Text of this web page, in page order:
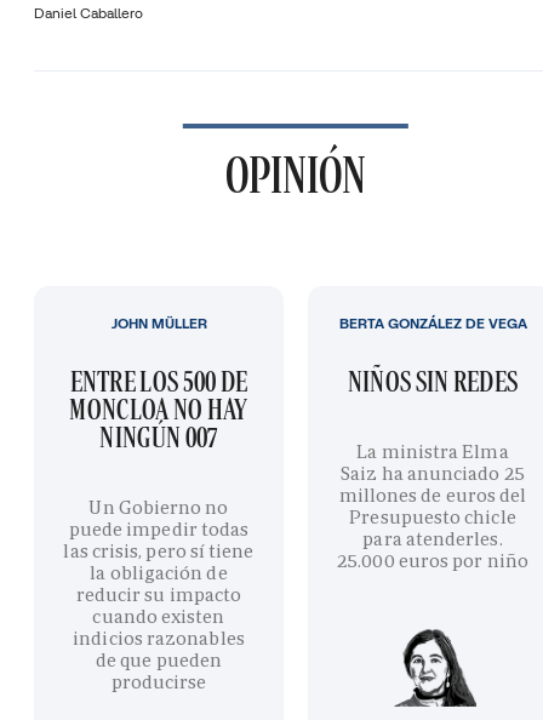
Daniel Caballero
OPINIÓN
ENTRE LOS 500 DE
MONCLOA NO HAY
NINGÚN 007
Un Gobierno no
puede impedir todas
las crisis, pero sí tiene
la obligación de
reducir su impacto
cuando existen
indicios razonables
de que pueden
producirse
JOHN MÜLLER
NIÑOS SIN REDES
La ministra Elma
Saiz ha anunciado 25
millones de euros del
Presupuesto chicle
para atenderles.
25.000 euros por niño
BERTA GONZÁLEZ DE VEGA